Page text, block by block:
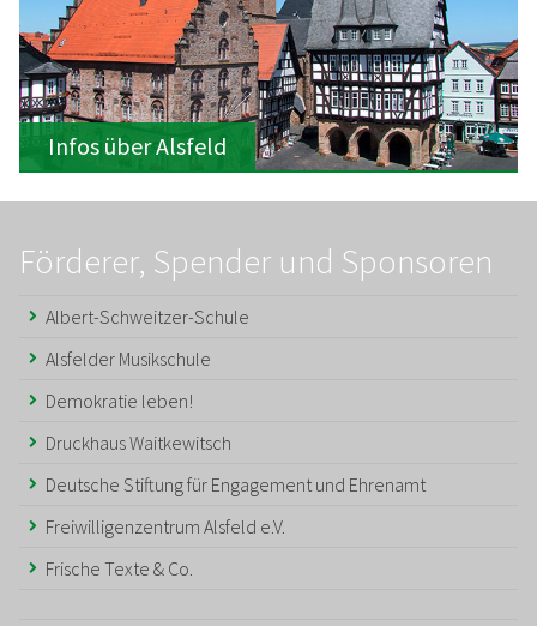
Infos über Alsfeld
Förderer, Spender und Sponsoren
Albert-Schweitzer-Schule
Alsfelder Musikschule
Demokratie leben!
Druckhaus Waitkewitsch
Deutsche Stiftung für Engagement und Ehrenamt
Freiwilligenzentrum Alsfeld e.V.
Frische Texte & Co.